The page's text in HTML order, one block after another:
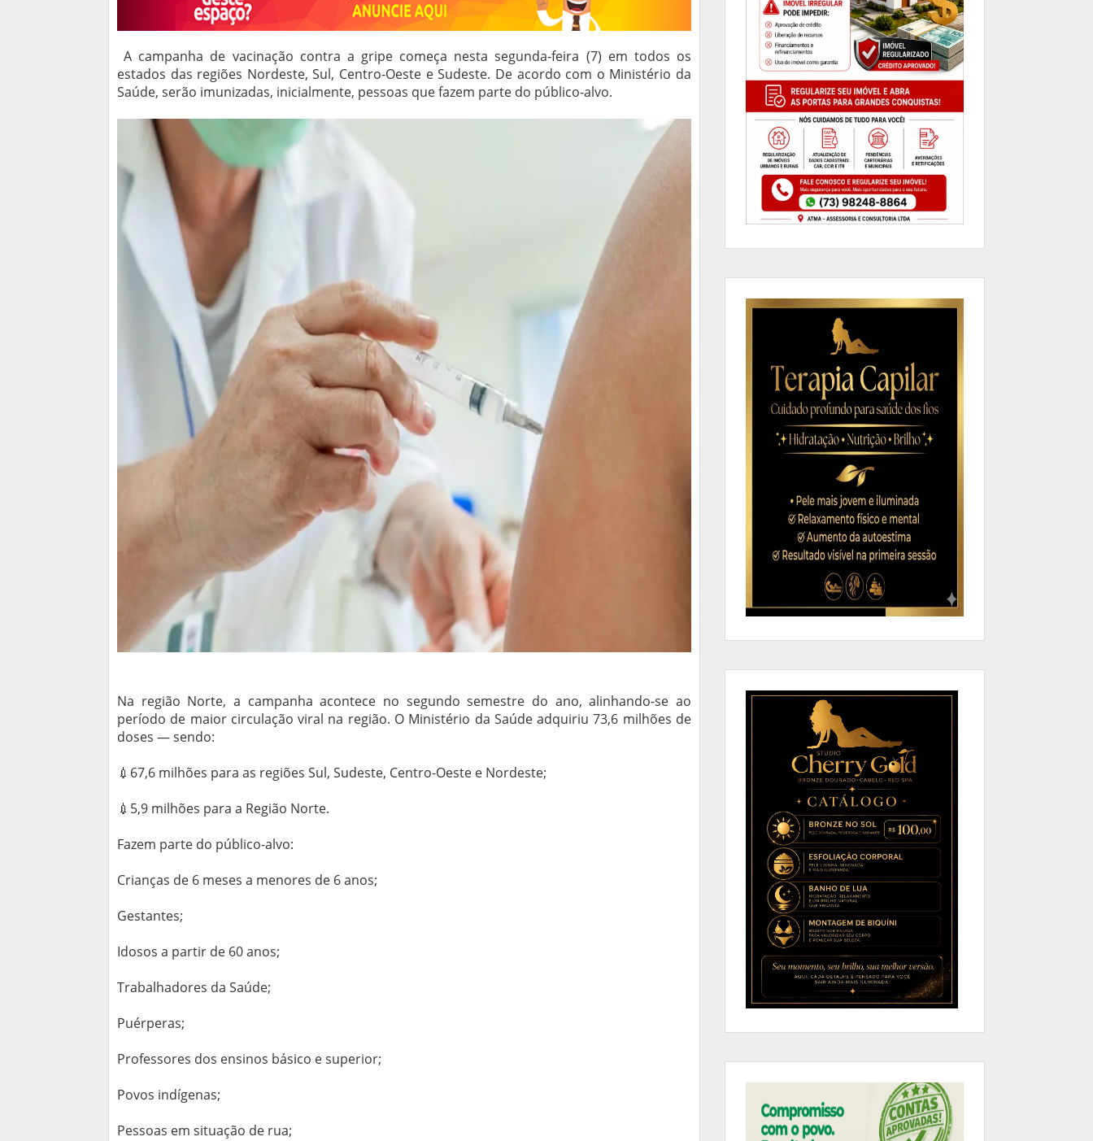
A campanha de vacinação contra a gripe começa nesta segunda-feira (7) em todos os
estados das regiões Nordeste, Sul, Centro-Oeste e Sudeste. De acordo com o Ministério da
Saúde, serão imunizadas, inicialmente, pessoas que fazem parte do público-alvo.
Na região Norte, a campanha acontece no segundo semestre do ano, alinhando-se ao
período de maior circulação viral na região. O Ministério da Saúde adquiriu 73,6 milhões de
doses — sendo:
💉67,6 milhões para as regiões Sul, Sudeste, Centro-Oeste e Nordeste;
💉5,9 milhões para a Região Norte.
Fazem parte do público-alvo:
Crianças de 6 meses a menores de 6 anos;
Gestantes;
Idosos a partir de 60 anos;
Trabalhadores da Saúde;
Puérperas;
Professores dos ensinos básico e superior;
Povos indígenas;
Pessoas em situação de rua;